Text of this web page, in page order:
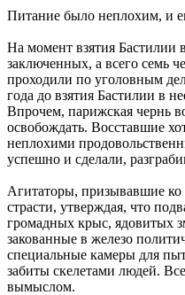
Питание было неплохим, и
На момент взятия Бастилии
заключенных, а всего семь
проходили по уголовным
года до взятия Бастилии в
Впрочем, парижская чернь
освобождать. Восставшие
неплохими
успешно и сделали,
Агитаторы, призывавшие ко
страсти, утверждая, что
громадных крыс, ядовитых
закованные в железо
специальные камеры для
забиты скелетами людей.
вымыслом.